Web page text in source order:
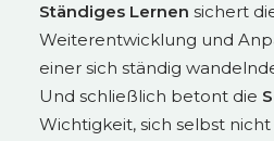
Ständiges Lernen sichert
Weiterentwicklung und
einer sich ständig
Und schließlich betont die
Wichtigkeit, sich selbst